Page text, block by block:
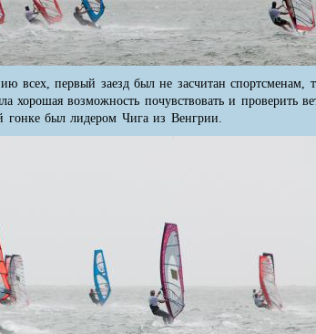
всех, первый заезд был не засчитан спортсменам,
хорошая возможность почувствовать и проверить
гонке был лидером Чига из Венгрии.